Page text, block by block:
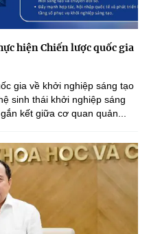
hiện Chiến lược quốc gia
gia về khởi nghiệp sáng tạo
sinh thái khởi nghiệp sáng
kết giữa cơ quan quản...